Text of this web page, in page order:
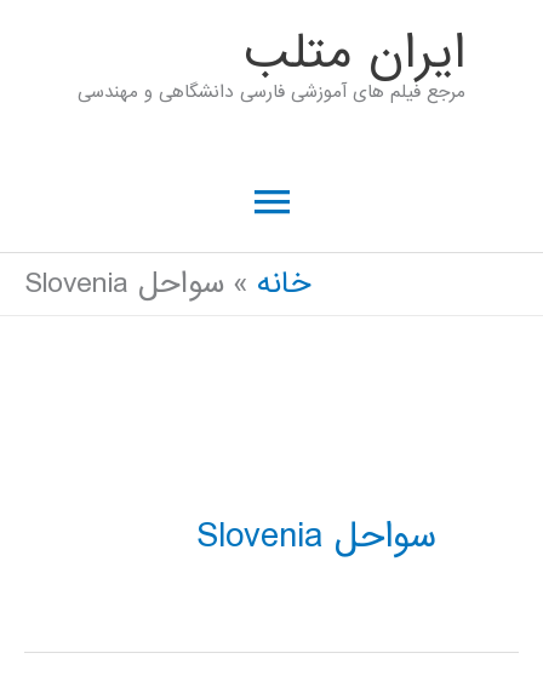
ايران متلب
مرجع فیلم های آموزشی فارسی دانشگاهی و مهندسی
فهرست
اصلی
خانه سواحل Slovenia
سواحل Slovenia